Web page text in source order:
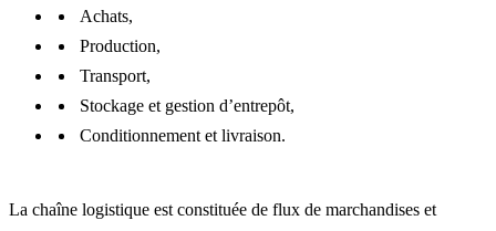
Achats,
Production,
Transport,
Stockage et gestion d’entrepôt,
Conditionnement et livraison.
La chaîne logistique est constituée de flux de marchandises et